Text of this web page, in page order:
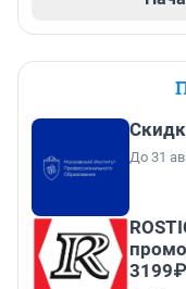
До 31